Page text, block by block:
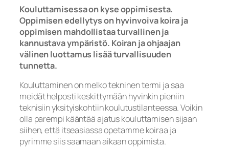
Kouluttamisessa on kyse oppimisesta.
Oppimisen edellytys on hyvinvoiva koira ja
oppimisen mahdollistaa turvallinen ja
kannustava ympäristö. Koiran ja ohjaajan
välinen luottamus lisää turvallisuuden
tunnetta.
Kouluttaminen on melko tekninen termi ja saa
meidät helposti keskittymään hyvinkin pieniin
teknisiin yksityiskohtiin koulutustilanteessa. Voikin
olla parempi kääntää ajatus kouluttamisen sijaan
siihen, että itseasiassa opetamme koiraa ja
pyrimme siis saamaan aikaan oppimista.